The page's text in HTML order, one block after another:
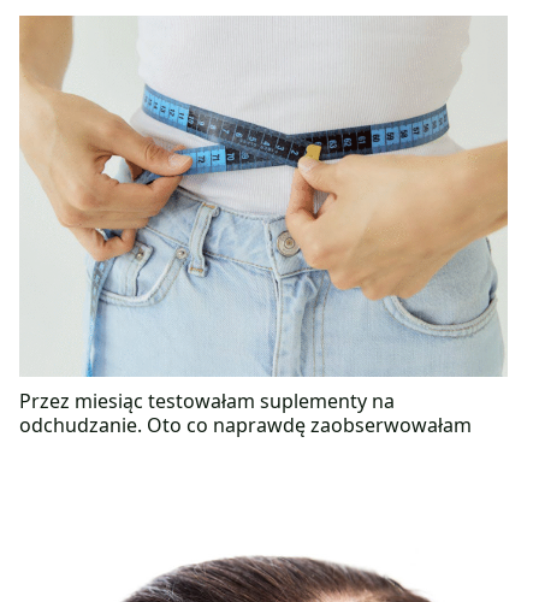
Przez miesiąc testowałam suplementy na
odchudzanie. Oto co naprawdę zaobserwowałam